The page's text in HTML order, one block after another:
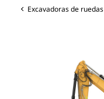
Excavadoras de ruedas